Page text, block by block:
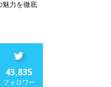
魅力を徹底
43,835
フォロワー